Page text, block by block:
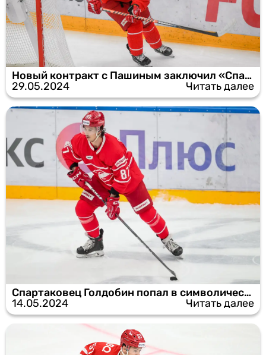
Новый контракт с Пашиным заключил «Спартак»
29.05.2024
Читать далее
Спартаковец Голдобин попал в символическую сборную регулярки КХЛ
14.05.2024
Читать далее